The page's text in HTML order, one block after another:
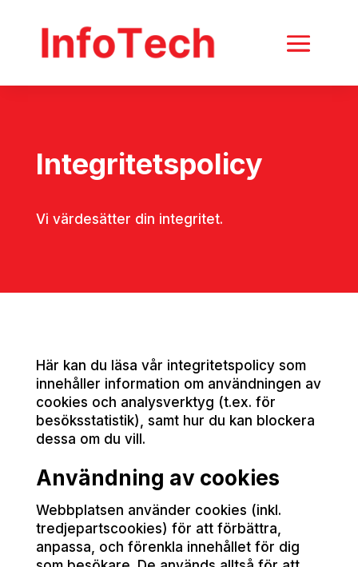
Integritetspolicy
Vi värdesätter din integritet.
Här kan du läsa vår integritetspolicy som
innehåller information om användningen av
cookies och analysverktyg (t.ex. för
besöksstatistik), samt hur du kan blockera
dessa om du vill.
Användning av cookies
Webbplatsen använder cookies (inkl.
tredjepartscookies) för att förbättra,
anpassa, och förenkla innehållet för dig